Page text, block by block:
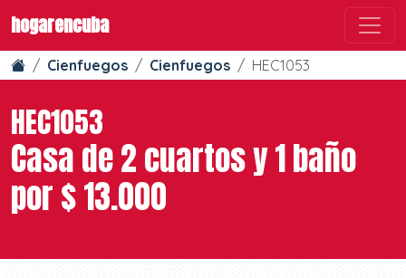
hogarencuba
Cienfuegos Cienfuegos HEC1053
HEC1053
Casa de 2 cuartos y 1 baño
por $ 13.000